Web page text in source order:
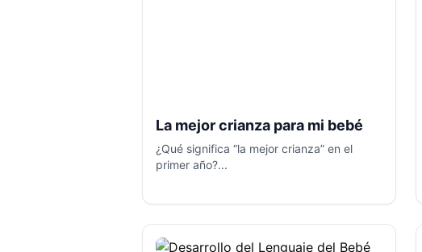
La mejor crianza para mi bebé
¿Qué significa “la mejor crianza” en el
primer año?...